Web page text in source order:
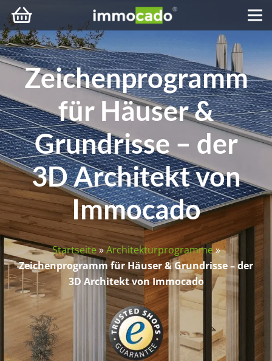
Zeichenprogramm
für Häuser &
Grundrisse – der
3D Architekt von
Immocado
Startseite»Architekturprogramme»
Zeichenprogramm für Häuser & Grundrisse – der
3D Architekt von Immocado